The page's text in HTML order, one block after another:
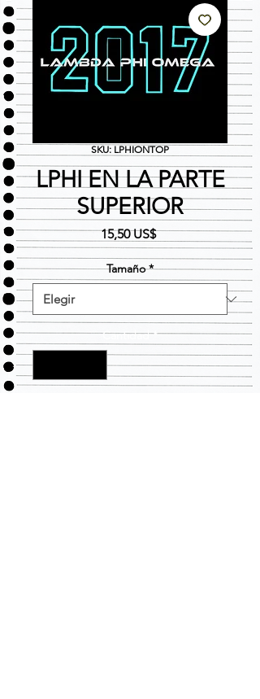
SKU: LPHIONTOP
LPHI EN LA PARTE
SUPERIOR
15,50 US$Precio
Tamaño *
Cantidad *